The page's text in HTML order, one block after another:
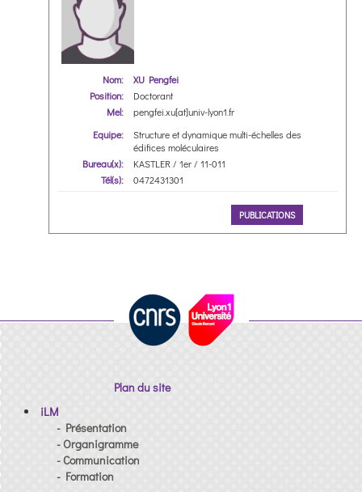
Nom:
XU Pengfei
Position:
Doctorant
Mel:
pengfei.xu[at]univ-lyon1.fr
Equipe:
Structure et dynamique multi-échelles des
édifices moléculaires
Bureau(x):
KASTLER / 1er / 11-011
Tél(s):
0472431301
PUBLICATIONS
Plan du site
iLM
- Présentation
- Organigramme
- Communication
- Formation